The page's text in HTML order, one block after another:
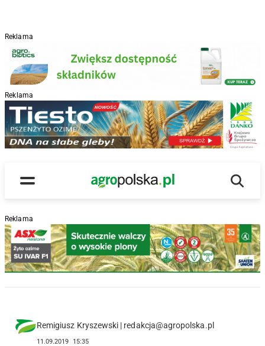
Reklama
Reklama
Menu
Main Logo
Reklama
Remigiusz Kryszewski | redakcja@agropolska.pl
11.09.2019 15:35